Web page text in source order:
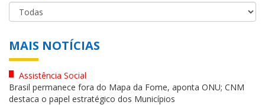
MAIS NOTÍCIAS
Assistência Social
Brasil permanece fora do Mapa da Fome, aponta ONU; CNM
destaca o papel estratégico dos Municípios